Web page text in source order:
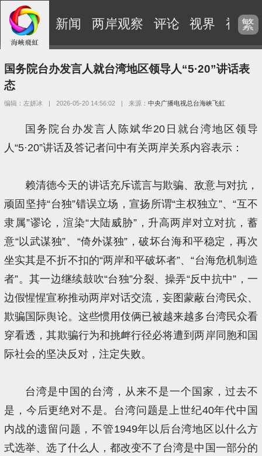
新闻 两岸观察 评论 视界 视频
繁
国务院台办发言人就台湾地区领导人“5·20”讲话表
态
编辑：左妍冰 | 2026-05-20 14:56:02 | 来源：中央广播电视总台海峡飞虹
国务院台办发言人陈斌华20日就台湾地区领导
人“5·20”讲话及答记者问中有关两岸关系内容表示：
赖清德今天的讲话充斥谎言与欺骗、敌意与对抗，
顽固坚持“台独”错误立场，宣扬所谓“主权独立”、“互不
隶属”谬论，渲染“大陆威胁”，升高两岸对立对抗，蓄
意“以武谋独”、“倚外谋独”，破坏台海和平稳定，再次
坐实其是不折不扣的“两岸和平破坏者”、“台海危机制造
者”。其一边继续鼓吹“台独”分裂、操弄“反中抗中”，一
边假惺惺宣称推动两岸对话交流，妄图蒙蔽台湾民众、
欺骗国际舆论。这些惯用伎俩已被越来越多台湾民众看
穿看透，其欺骗行为和挑衅行径必将遭到两岸同胞和国
际社会的坚决反对，注定失败。
台湾是中国的台湾，从来不是一个国家，过去不
是，今后更绝对不是。台湾问题是上世纪40年代中国
内战的遗留问题，不管1949年以后台湾地区以什么方
式选举、选了什么人，都改变不了台湾是中国一部分的